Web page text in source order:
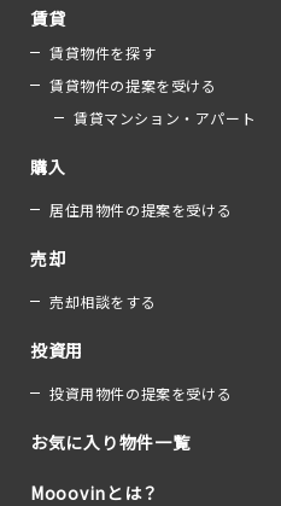
賃貸
賃貸物件を探す
賃貸物件の提案を受ける
賃貸マンション・アパート
購入
居住用物件の提案を受ける
売却
売却相談をする
投資用
投資用物件の提案を受ける
お気に入り物件一覧
Mooovinとは？